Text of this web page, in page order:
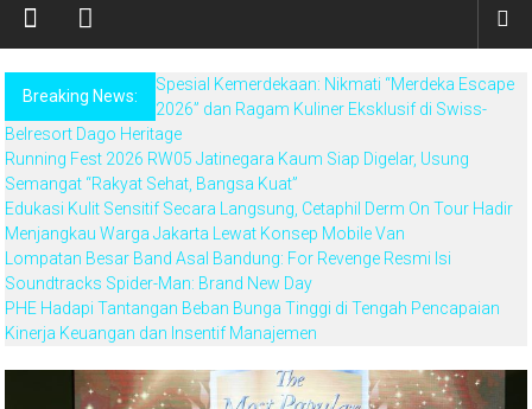
Breaking News:
Spesial Kemerdekaan: Nikmati “Merdeka Escape
2026” dan Ragam Kuliner Eksklusif di Swiss-
Belresort Dago Heritage
Running Fest 2026 RW05 Jatinegara Kaum Siap Digelar, Usung
Semangat “Rakyat Sehat, Bangsa Kuat”
Edukasi Kulit Sensitif Secara Langsung, Cetaphil Derm On Tour Hadir
Menjangkau Warga Jakarta Lewat Konsep Mobile Van
Lompatan Besar Band Asal Bandung: For Revenge Resmi Isi
Soundtracks Spider-Man: Brand New Day
PHE Hadapi Tantangan Beban Bunga Tinggi di Tengah Pencapaian
Kinerja Keuangan dan Insentif Manajemen